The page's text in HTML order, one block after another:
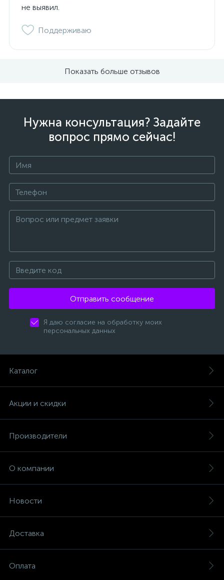
не выявил.
Поддерживаю
Показать больше отзывов
Нужна консультация? Задайте
вопрос прямо сейчас!
Отправить сообщение
Я даю согласие на обработку моих
персональных данных
Каталог
Акции и скидки
Производители
О компании
Новости
Доставка
Оплата